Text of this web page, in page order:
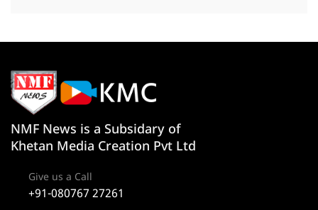
NMF News is a Subsidary of
Khetan Media Creation Pvt Ltd
Give us a Call
+91-080767 27261